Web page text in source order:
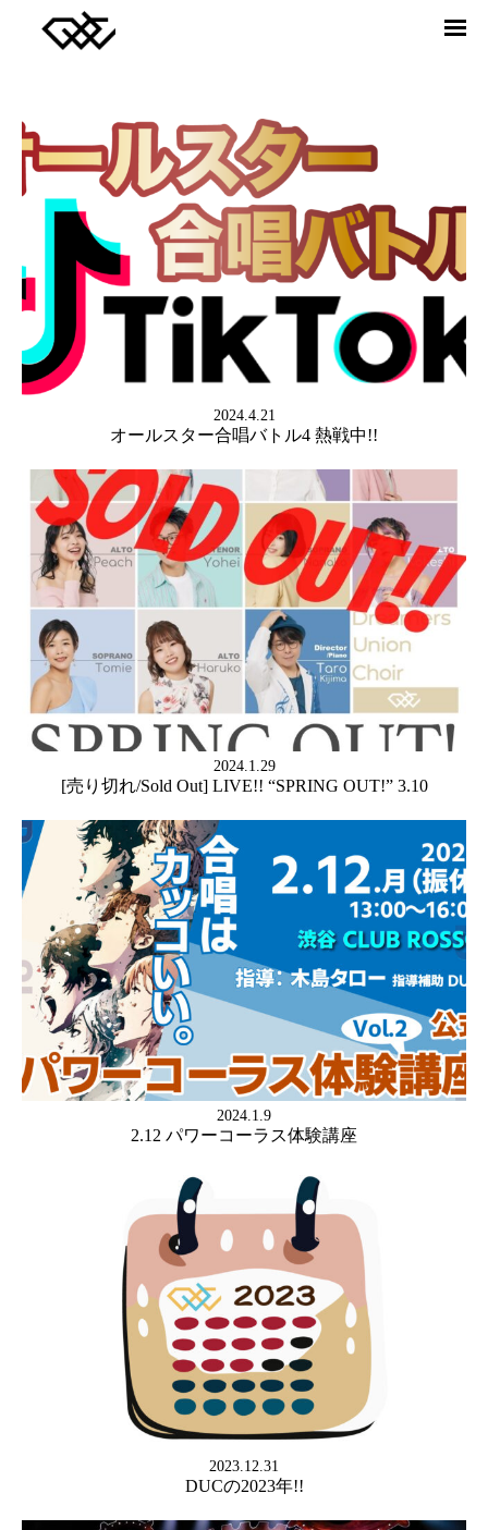
2024.4.21
オールスター合唱バトル4 熱戦中!!
2024.1.29
[売り切れ/Sold Out] LIVE!! “SPRING OUT!” 3.10
2024.1.9
2.12 パワーコーラス体験講座
2023.12.31
DUCの2023年!!
RELEASE
VIDEO
NEWS
CONTACT
Twitter
facebook
Instagram
YouTube
SONG JOURNEY